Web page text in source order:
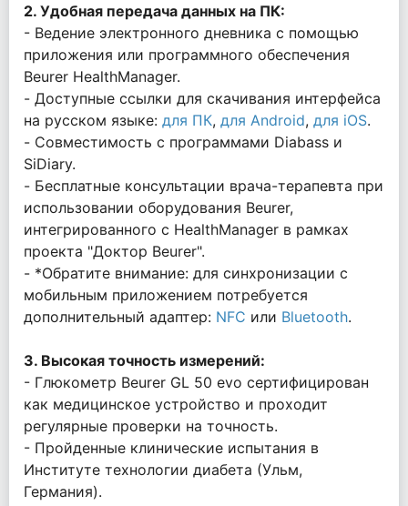
2. Удобная передача данных на ПК:
- Ведение электронного дневника с помощью
приложения или программного обеспечения
Beurer HealthManager.
- Доступные ссылки для скачивания интерфейса
на русском языке: для ПК, для Android, для iOS.
- Совместимость с программами Diabass и
SiDiary.
- Бесплатные консультации врача-терапевта при
использовании оборудования Beurer,
интегрированного с HealthManager в рамках
проекта "Доктор Beurer".
- *Обратите внимание: для синхронизации с
мобильным приложением потребуется
дополнительный адаптер: NFC или Bluetooth.
3. Высокая точность измерений:
- Глюкометр Beurer GL 50 evo сертифицирован
как медицинское устройство и проходит
регулярные проверки на точность.
- Пройденные клинические испытания в
Институте технологии диабета (Ульм,
Германия).